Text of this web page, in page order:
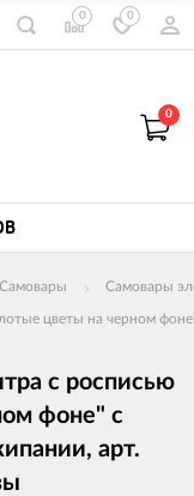
0 0
0
Самовары Самовары
цветы на черном
с росписью
фоне" с
арт.